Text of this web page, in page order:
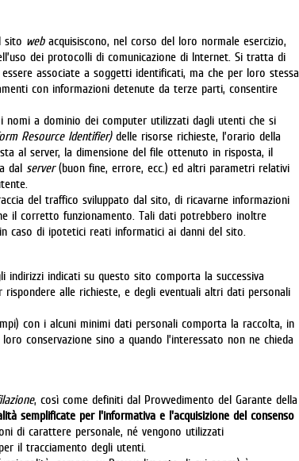
sito webacquisiscono, nel corso del loro normale esercizio,
dei protocolli di comunicazione di Internet. Si tratta di
associate a soggetti identificati, ma che per loro stessa
con informazioni detenute da terze parti, consentire
a dominio dei computer utilizzati dagli utenti che si
Resource Identifier)delle risorse richieste, l’orario della
al server, la dimensione del file ottenuto in risposta, il
dal server(buon fine, errore, ecc.) ed altri parametri relativi
del traffico sviluppato dal sito, di ricavarne informazioni
il corretto funzionamento. Tali dati potrebbero inoltre
caso di ipotetici reati informatici ai danni del sito.
indirizzi indicati su questo sito comporta la successiva
rispondere alle richieste, e degli eventuali altri dati personali
con i alcuni minimi dati personali comporta la raccolta, in
conservazione sino a quando l’interessato non ne chieda
, così come definiti dal Provvedimento del Garante della
semplificate per l'informativa e l'acquisizione del consenso
di carattere personale, né vengono utilizzati
il tracciamento degli utenti.